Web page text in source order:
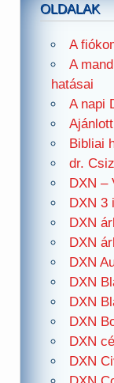
OLDALAK
A
A
hatásai
A napi
Bibliai
dr.
DXN –
DXN 3
DXN
DXN
DXN
DXN
DXN
DXN
DXN
DXN